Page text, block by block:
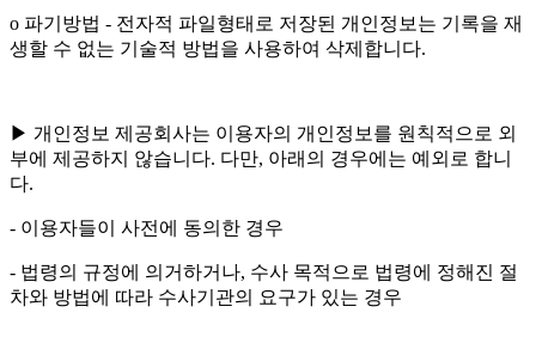
ο 파기방법 - 전자적 파일형태로 저장된 개인정보는 기록을 재
생할 수 없는 기술적 방법을 사용하여 삭제합니다.
▶ 개인정보 제공회사는 이용자의 개인정보를 원칙적으로 외
부에 제공하지 않습니다. 다만, 아래의 경우에는 예외로 합니
다.
- 이용자들이 사전에 동의한 경우
- 법령의 규정에 의거하거나, 수사 목적으로 법령에 정해진 절
차와 방법에 따라 수사기관의 요구가 있는 경우